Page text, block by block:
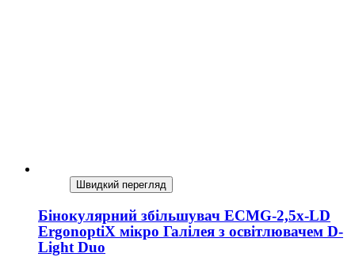
Швидкий перегляд
Бінокулярний збільшувач ECMG-2,5x-LD
ErgonoptiX мікро Галілея з освітлювачем D-
Light Duo